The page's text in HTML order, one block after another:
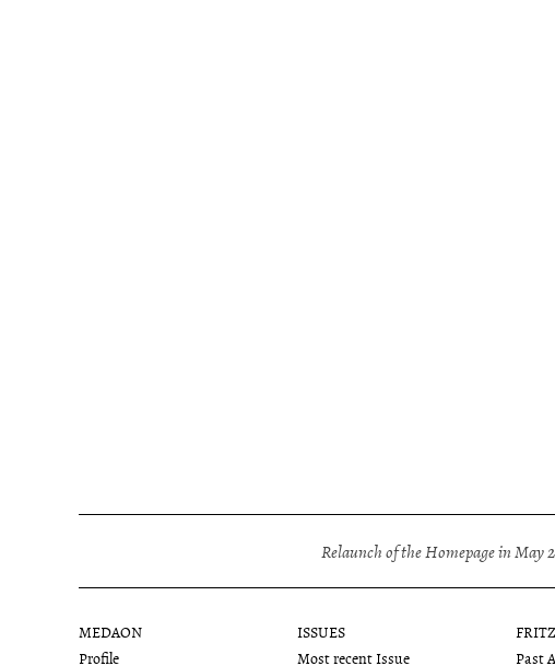
Relaunch of the Homepage in May
MEDAON
Profile
ISSUES
Most recent Issue
Past